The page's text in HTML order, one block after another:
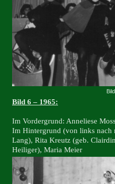
Bild 6 – 1965:
Im Vordergrund: Anneliese
Im Hintergrund (von links nach
Lang), Rita Kreutz (geb.
Heiliger), Maria Meier